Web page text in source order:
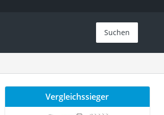
Suchen
Vergleichssieger